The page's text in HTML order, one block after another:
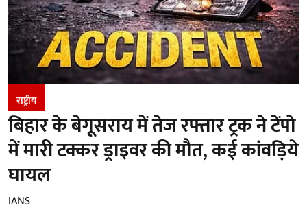
राष्ट्रीय
बिहार के बेगूसराय में तेज रफ्तार ट्रक ने टेंपो
में मारी टक्कर ड्राइवर की मौत, कई कांवड़िये
घायल
IANS